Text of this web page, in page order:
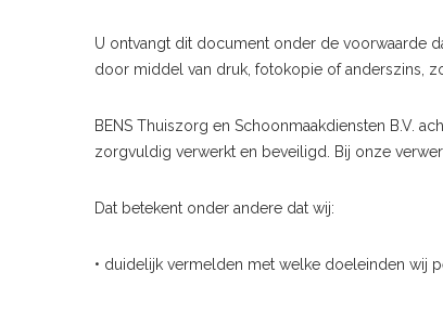
U ontvangt dit document onder de voorwaarde
door middel van druk, fotokopie of anderszins,
BENS Thuiszorg en Schoonmaakdiensten B.V.
zorgvuldig verwerkt en beveiligd. Bij onze
Dat betekent onder andere dat wij:
• duidelijk vermelden met welke doeleinden wij